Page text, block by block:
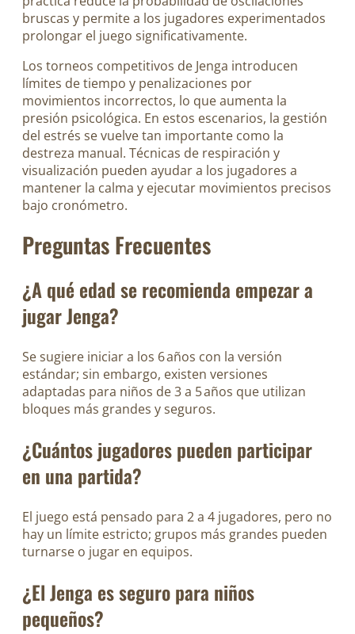
bruscas y permite a los jugadores experimentados
prolongar el juego significativamente.
Los torneos competitivos de Jenga introducen
límites de tiempo y penalizaciones por
movimientos incorrectos, lo que aumenta la
presión psicológica. En estos escenarios, la gestión
del estrés se vuelve tan importante como la
destreza manual. Técnicas de respiración y
visualización pueden ayudar a los jugadores a
mantener la calma y ejecutar movimientos precisos
bajo cronómetro.
Preguntas Frecuentes
¿A qué edad se recomienda empezar a
jugar Jenga?
Se sugiere iniciar a los 6 años con la versión
estándar; sin embargo, existen versiones
adaptadas para niños de 3 a 5 años que utilizan
bloques más grandes y seguros.
¿Cuántos jugadores pueden participar
en una partida?
El juego está pensado para 2 a 4 jugadores, pero no
hay un límite estricto; grupos más grandes pueden
turnarse o jugar en equipos.
¿El Jenga es seguro para niños
pequeños?